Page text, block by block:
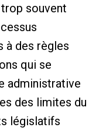
souvent
à des règles
qui se
administrative
des limites du
législatifs